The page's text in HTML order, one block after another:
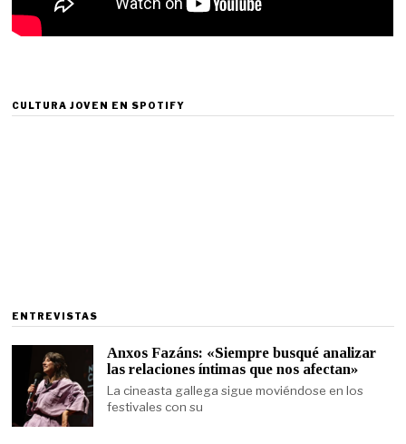
CULTURA JOVEN EN SPOTIFY
ENTREVISTAS
Anxos Fazáns: «Siempre busqué analizar
las relaciones íntimas que nos afectan»
La cineasta gallega sigue moviéndose en los
festivales con su